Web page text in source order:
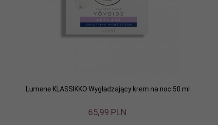
Lumene KLASSIKKO Wygładzający krem na noc 50 ml
65,99 PLN